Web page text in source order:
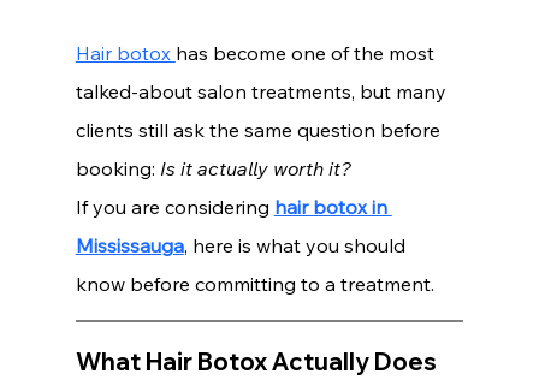
Hair botox has become one of the most
talked-about salon treatments, but many
clients still ask the same question before
booking: Is it actually worth it?
If you are considering hair botox in
Mississauga, here is what you should
know before committing to a treatment.
What Hair Botox Actually Does